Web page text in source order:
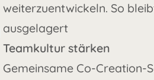
weiterzuentwickeln. So
ausgelagert
Teamkultur stärken
Gemeinsame Co-